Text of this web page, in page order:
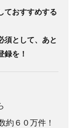
ておすすめする
須として、あと
録を！
約６０万件！